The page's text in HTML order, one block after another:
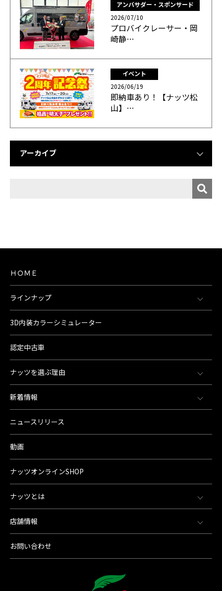
アンバサダー・スポンサード
2026/07/10
プロバイクレーサー・岡
崎静…
イベント
2026/06/19
即納車あり！【ナッツ松
山】…
アーカイブ
ＨＯＭＥ
ラインナップ
3D内装カラーシミュレーター
認定中古車
ナッツを選ぶ理由
新着情報
ニュースリリース
動画
ナッツオンラインSHOP
ナッツとは
店舗情報
お問い合わせ